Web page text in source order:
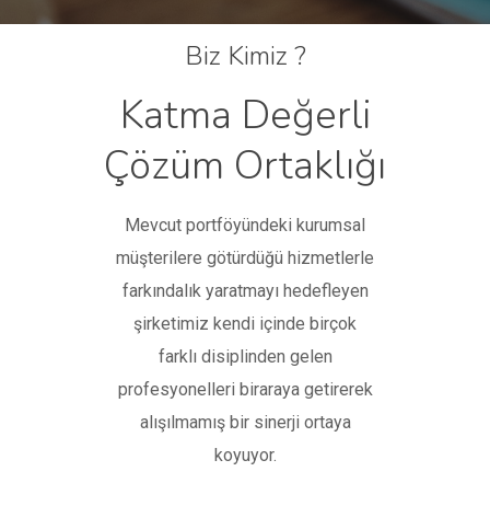
Biz Kimiz ?
Katma Değerli
Çözüm Ortaklığı
Mevcut portföyündeki kurumsal
müşterilere götürdüğü hizmetlerle
farkındalık yaratmayı hedefleyen
şirketimiz kendi içinde birçok
farklı disiplinden gelen
profesyonelleri biraraya getirerek
alışılmamış bir sinerji ortaya
koyuyor.